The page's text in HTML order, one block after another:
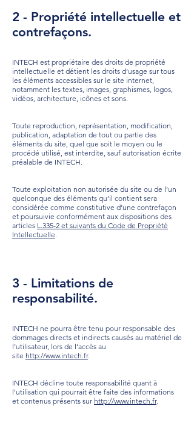
2 - Propriété intellectuelle et
contrefaçons.
INTECH est propriétaire des droits de propriété
intellectuelle et détient les droits d’usage sur tous
les éléments accessibles sur le site internet,
notamment les textes, images, graphismes, logos,
vidéos, architecture, icônes et sons.
Toute reproduction, représentation, modification,
publication, adaptation de tout ou partie des
éléments du site, quel que soit le moyen ou le
procédé utilisé, est interdite, sauf autorisation écrite
préalable de INTECH.
Toute exploitation non autorisée du site ou de l’un
quelconque des éléments qu’il contient sera
considérée comme constitutive d’une contrefaçon
et poursuivie conformément aux dispositions des
articles L.335-2 et suivants du Code de Propriété
Intellectuelle.
3 - Limitations de
responsabilité.
INTECH ne pourra être tenu pour responsable des
dommages directs et indirects causés au matériel de
l’utilisateur, lors de l’accès au
site http://www.intech.fr.
INTECH décline toute responsabilité quant à
l’utilisation qui pourrait être faite des informations
et contenus présents sur http://www.intech.fr.